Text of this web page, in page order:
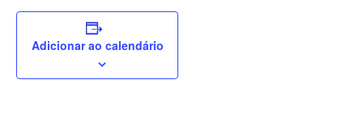
Adicionar ao calendário